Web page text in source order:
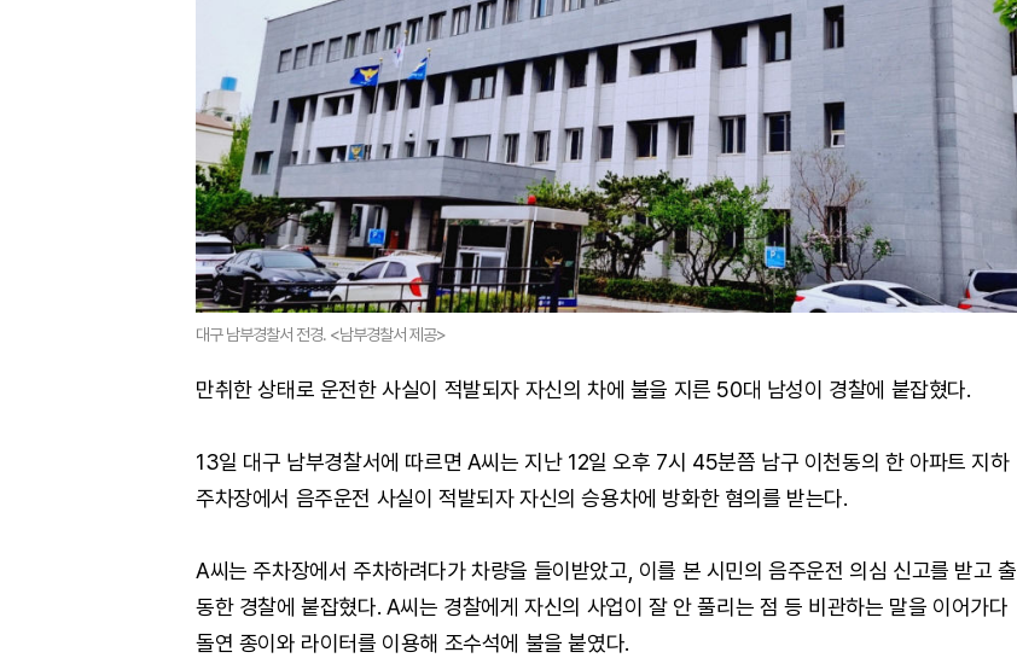
대구 남부경찰서 전경. <남부경찰서 제공>
만취한 상태로 운전한 사실이 적발되자 자신의 차에 불을 지른 50대 남성이 경찰에 붙잡혔다.
13일 대구 남부경찰서에 따르면 A씨는 지난 12일 오후 7시 45분쯤 남구 이천동의 한 아파트 지하
주차장에서 음주운전 사실이 적발되자 자신의 승용차에 방화한 혐의를 받는다.
A씨는 주차장에서 주차하려다가 차량을 들이받았고, 이를 본 시민의 음주운전 의심 신고를 받고 출
동한 경찰에 붙잡혔다. A씨는 경찰에게 자신의 사업이 잘 안 풀리는 점 등 비관하는 말을 이어가다
돌연 종이와 라이터를 이용해 조수석에 불을 붙였다.